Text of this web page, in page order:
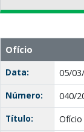
Ofício
Data:
05/
Número:
040/
Título:
Ofício